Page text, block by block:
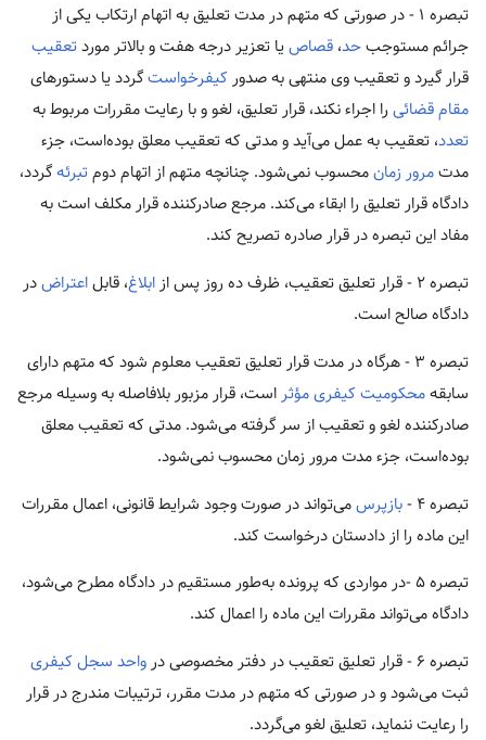
تبصره ۱ - در صورتی که متهم در مدت تعلیق به اتهام ارتکاب یکی از
جرائم مستوجبحد، قصاصیا تعزیر درجه هفت و بالاتر موردتعقیب
قرار گیرد و تعقیب وی منتهی به صدور کیفرخواستگردد یا دستورهای
مقام قضائی را اجراء نکند، قرار تعلیق، لغو و با رعایت مقررات مربوط به
تعدد، تعقیب به عمل می‌آید و مدتی که تعقیب معلق بوده‌است، جزء
مدتمرور زمانمحسوب نمی‌شود. چنانچه متهم از اتهام دومتبرئهگردد،
دادگاه قرار تعلیق را ابقاء می‌کند. مرجع صادرکننده قرار مکلف است به
مفاد این تبصره در قرار صادره تصریح کند.
تبصره ۲ - قرار تعلیق تعقیب، ظرف ده روز پس از
ابلاغ، قابلاعتراضدر
دادگاه صالح است.
تبصره ۳ - هرگاه در مدت قرار تعلیق تعقیب معلوم شود که متهم دارای
سابقهمحکومیت کیفری مؤثر است، قرار مزبور بلافاصله به وسیله مرجع
صادرکننده لغو و تعقیب از سر گرفته می‌شود. مدتی که تعقیب معلق
بوده‌است، جزء مدت مرور زمان محسوب نمی‌شود.
تبصره ۴ -
بازپرسمی‌تواند در صورت وجود شرایط قانونی، اعمال مقررات
این ماده را از دادستان درخواست کند.
تبصره ۵ -در مواردی که پرونده به‌طور مستقیم در دادگاه مطرح می‌شود،
دادگاه می‌تواند مقررات این ماده را اعمال کند.
تبصره ۶ - قرار تعلیق تعقیب در دفتر مخصوصی در
واحد سجل کیفری
ثبت می‌شود و در صورتی که متهم در مدت مقرر، ترتیبات مندرج در قرار
را رعایت ننماید، تعلیق لغو می‌گردد.